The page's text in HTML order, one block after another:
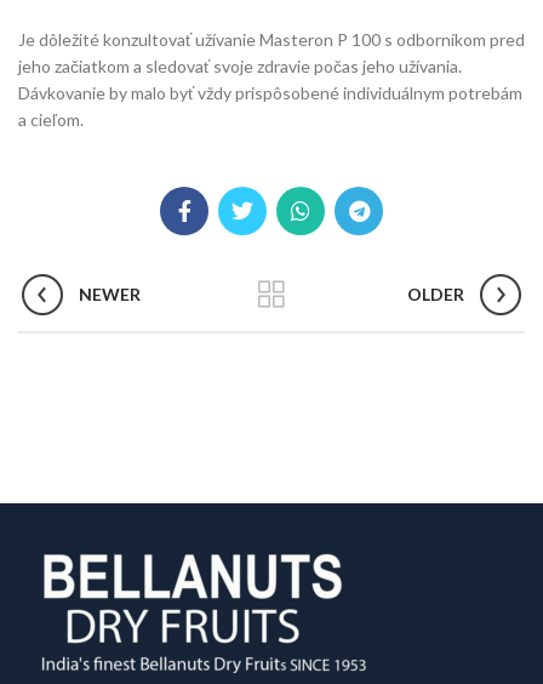
Je dôležité konzultovať užívanie Masteron P 100 s odborníkom pred
jeho začiatkom a sledovať svoje zdravie počas jeho užívania.
Dávkovanie by malo byť vždy prispôsobené individuálnym potrebám
a cieľom.
NEWER OLDER